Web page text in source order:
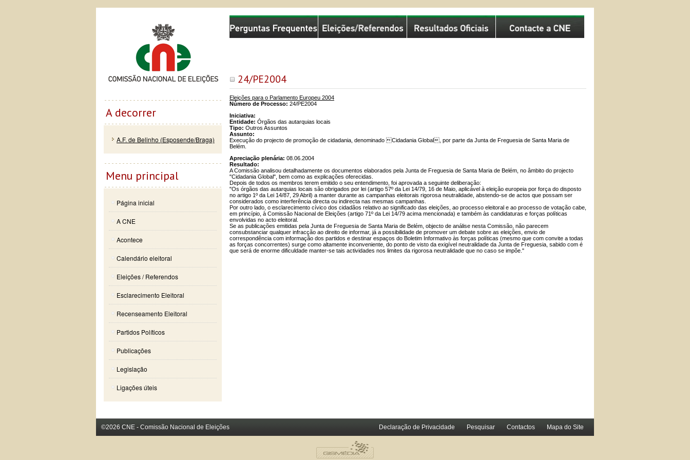
24/PE2004
Eleições para o Parlamento Europeu 2004
Número de Processo: 24/PE2004
Iniciativa:
Entidade: Órgãos das autarquias locais
Tipo: Outros Assuntos
Assunto:
Execução do projecto de promoção de cidadania, denominado Cidadania Global, por parte da Junta de Freguesia de Santa Maria de
Belém.
Apreciação plenária: 08.06.2004
Resultado:
A Comissão analisou detalhadamente os documentos elaborados pela Junta de Freguesia de Santa Maria de Belém, no âmbito do projecto
"Cidadania Global", bem como as explicações oferecidas.
Depois de todos os membros terem emitido o seu entendimento, foi aprovada a seguinte deliberação:
"Os órgãos das autarquias locais são obrigados por lei (artigo 57º da Lei 14/79, 16 de Maio, aplicável à eleição europeia por força do disposto
no artigo 1º da Lei 14/87, 29 Abril) a manter durante as campanhas eleitorais rigorosa neutralidade, abstendo-se de actos que possam ser
considerados como interferência directa ou indirecta nas mesmas campanhas.
Por outro lado, o esclarecimento cívico dos cidadãos relativo ao significado das eleições, ao processo eleitoral e ao processo de votação cabe,
em princípio, à Comissão Nacional de Eleições (artigo 71º da Lei 14/79 acima mencionada) e também às candidaturas e forças políticas
envolvidas no acto eleitoral.
Se as publicações emitidas pela Junta de Freguesia de Santa Maria de Belém, objecto de análise nesta Comissão, não parecem
consubstanciar qualquer infracção ao direito de informar, já a possibilidade de promover um debate sobre as eleições, envio de
correspondência com informação dos partidos e destinar espaços do Boletim Informativo às forças políticas (mesmo que com convite a todas
as forças concorrentes) surge como altamente inconveniente, do ponto de visto da exigível neutralidade da Junta de Freguesia, sabido com é
que será de enorme dificuldade manter-se tais actividades nos limites da rigorosa neutralidade que no caso se impõe."
Comissão Nacional de Eleições
A decorrer
A.F. de Belinho (Esposende/Braga)
Menu principal
Página inicial
A CNE
Acontece
Calendário eleitoral
Eleições / Referendos
Esclarecimento Eleitoral
Recenseamento Eleitoral
Partidos Políticos
Publicações
Legislação
Ligações úteis
©2026 CNE - Comissão Nacional de Eleições Declaração de Privacidade Pesquisar Contactos Mapa do Site